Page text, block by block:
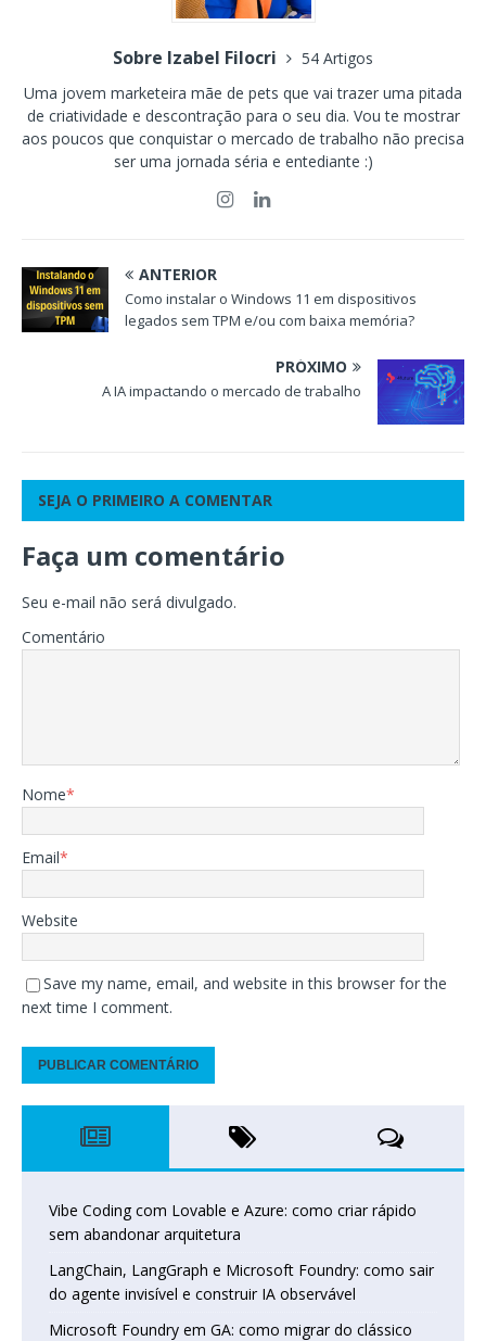
Sobre Izabel Filocri
54 Artigos
Uma jovem marketeira mãe de pets que vai trazer uma pitada
de criatividade e descontração para o seu dia. Vou te mostrar
aos poucos que conquistar o mercado de trabalho não precisa
ser uma jornada séria e entediante :)
ANTERIOR
Como instalar o Windows 11 em dispositivos
legados sem TPM e/ou com baixa memória?
PRÓXIMO
A IA impactando o mercado de trabalho
SEJA O PRIMEIRO A COMENTAR
Faça um comentário
Seu e-mail não será divulgado.
Comentário
Nome*
Email*
Website
Save my name, email, and website in this browser for the
next time I comment.
Vibe Coding com Lovable e Azure: como criar rápido
sem abandonar arquitetura
LangChain, LangGraph e Microsoft Foundry: como sair
do agente invisível e construir IA observável
Microsoft Foundry em GA: como migrar do clássico